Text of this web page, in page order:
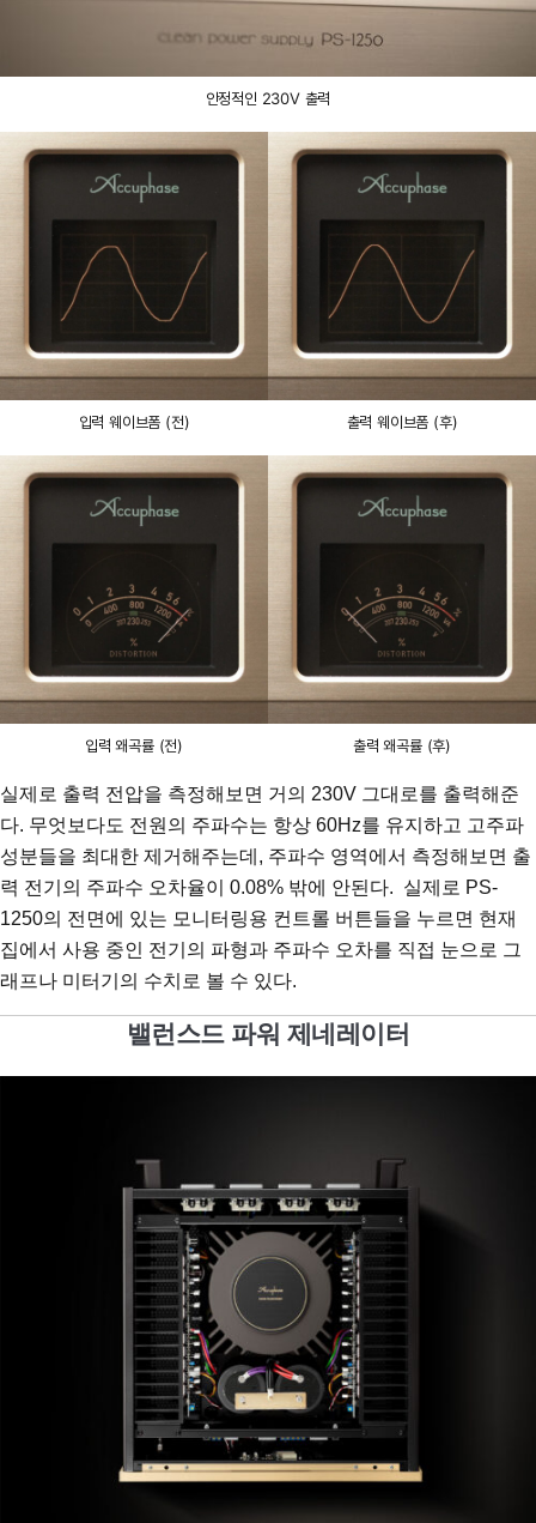
안정적인 230V 출력
입력 웨이브폼 (전) 출력 웨이브폼 (후)
입력 왜곡률 (전) 출력 왜곡률 (후)
실제로 출력 전압을 측정해보면 거의 230V 그대로를 출력해준
다. 무엇보다도 전원의 주파수는 항상 60Hz를 유지하고 고주파
성분들을 최대한 제거해주는데, 주파수 영역에서 측정해보면 출
력 전기의 주파수 오차율이 0.08% 밖에 안된다. 실제로 PS-
1250의 전면에 있는 모니터링용 컨트롤 버튼들을 누르면 현재
집에서 사용 중인 전기의 파형과 주파수 오차를 직접 눈으로 그
래프나 미터기의 수치로 볼 수 있다.
밸런스드 파워 제네레이터